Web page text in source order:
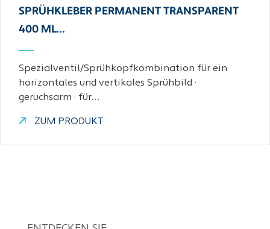
SPRÜHKLEBER PERMANENT TRANSPARENT
400 ML…
Spezialventil/Sprühkopfkombination für ein
horizontales und vertikales Sprühbild ·
geruchsarm · für…
ZUM PRODUKT